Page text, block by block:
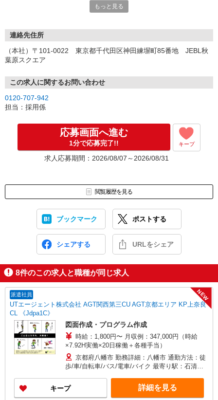
いつでも好きな時間に登録OK
受付時間/平日9:00〜19:00
【来場登録（目安1時間30分）】
▼Step2 全国にあるお仕事の中から、あなたにピッタリのお仕事を
ご案内
▼Step3 就業前に職場見学で気になる事はしっかりチェック！
応募⇒最短で2日後からの勤務も可能です！
もっと見る
連絡先住所
（本社）〒101-0022 東京都千代田区神田練塀町85番地 JEBL秋
葉原スクエア
この求人に関するお問い合わせ
0120-707-942
担当：採用係
応募画面へ進む
1分で応募完了!! キープ
求人応募期間：2026/08/07～2026/08/31
閲覧履歴を見る
ブックマーク ポストする
シェアする URLをシェア
8件のこの求人と職種が同じ求人
派遣社員
UTエージェント株式会社 AGT関西第三CU AGT京都エリア KP上奈良
CL 《Jdpa1C》
NEW
図面作成・プログラム作成
時給：1,800円〜 月収例：347,000円（時給
×7.92H実働×20日稼働＋各種手当）
京都府八幡市 勤務詳細：八幡市 通勤方法：徒
歩/車/自転車/バス/電車/バイク 最寄り駅：石清水
OK
キープ 詳細を見る